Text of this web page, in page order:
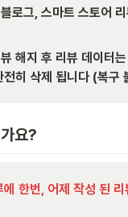
로그, 스마트 스토어
해지 후 리뷰 데이터
전히 삭제 됩니다 (복구
요?
에 한번, 어제 작성 된